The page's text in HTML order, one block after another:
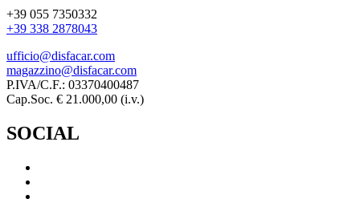
+39 055 7350332
+39 338 2878043
ufficio@disfacar.com
magazzino@disfacar.com
P.IVA/C.F.: 03370400487
Cap.Soc. € 21.000,00 (i.v.)
SOCIAL